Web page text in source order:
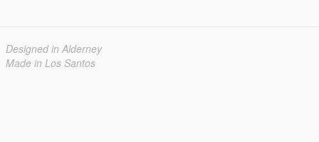
Designed in Alderney
Made in Los Santos